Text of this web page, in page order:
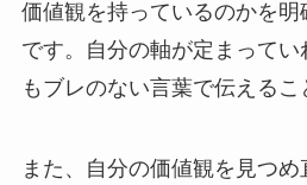
価値観を持っているのかを明
です。自分の軸が定まって
もブレのない言葉で伝えるこ
また、自分の価値観を見つ